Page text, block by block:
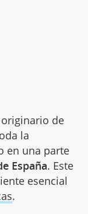
de
la
en una parte
España. Este
esencial
.